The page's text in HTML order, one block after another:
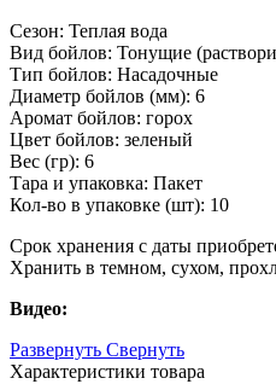
Сезон: Теплая вода
Вид бойлов: Тонущие
Тип бойлов: Насадочные
Диаметр бойлов (мм): 6
Аромат бойлов: горох
Цвет бойлов: зеленый
Вес (гр): 6
Тара и упаковка: Пакет
Кол-во в упаковке (шт): 10
Срок хранения с даты
Хранить в темном, сухом,
Видео:
Развернуть Свернуть
Характеристики товара